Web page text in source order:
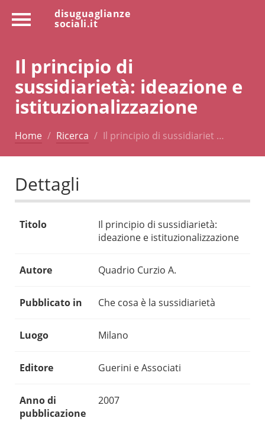
disuguaglianze
sociali.it
Il principio di
sussidiarietà: ideazione e
istituzionalizzazione
Home Ricerca Il principio di sussidiariet …
Dettagli
Titolo
Il principio di sussidiarietà:
ideazione e istituzionalizzazione
Autore Quadrio Curzio A.
Pubblicato in Che cosa è la sussidiarietà
Luogo Milano
Editore Guerini e Associati
Anno di
pubblicazione
2007